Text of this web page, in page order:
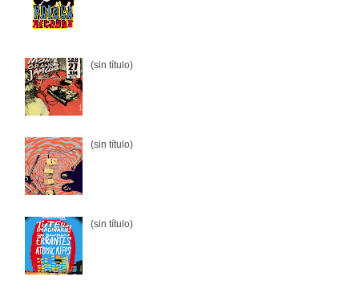
(sin título)
(sin título)
(sin título)